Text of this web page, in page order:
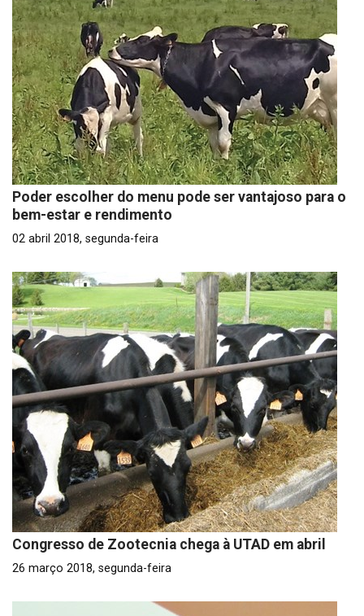
Poder escolher do menu pode ser vantajoso para o
bem-estar e rendimento
02 abril 2018, segunda-feira
Congresso de Zootecnia chega à UTAD em abril
26 março 2018, segunda-feira